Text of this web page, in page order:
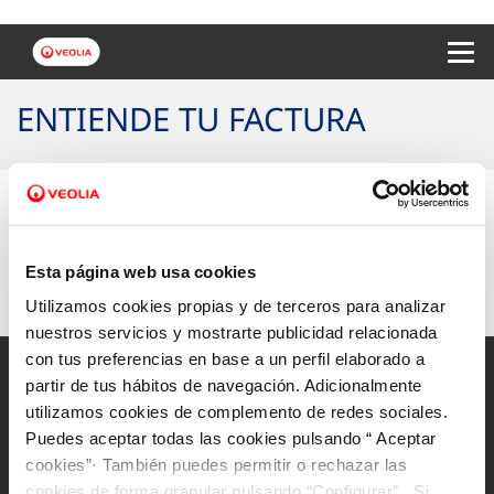
Esta página web usa cookies
Utilizamos cookies propias y de terceros para analizar
nuestros servicios y mostrarte publicidad relacionada
con tus preferencias en base a un perfil elaborado a
partir de tus hábitos de navegación. Adicionalmente
utilizamos cookies de complemento de redes sociales.
Puedes aceptar todas las cookies pulsando “ Aceptar
cookies”· También puedes permitir o rechazar las
ENTIENDE TU FACTURA
Si quieres conocer el detalle de la factura de tu
Mapa Web
Aviso legal y privacidad de la web